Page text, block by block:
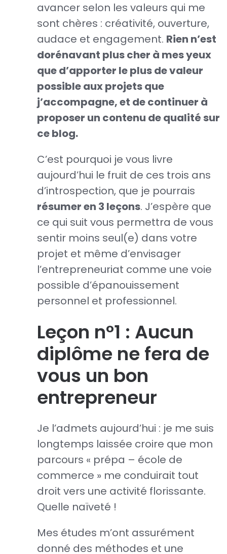
avancer selon les valeurs qui me
sont chères : créativité, ouverture,
audace et engagement. Rien n’est
dorénavant plus cher à mes yeux
que d’apporter le plus de valeur
possible aux projets que
j’accompagne, et de continuer à
proposer un contenu de qualité sur
ce blog.
C’est pourquoi je vous livre
aujourd’hui le fruit de ces trois ans
d’introspection, que je pourrais
résumer en 3 leçons. J’espère que
ce qui suit vous permettra de vous
sentir moins seul(e) dans votre
projet et même d’envisager
l’entrepreneuriat comme une voie
possible d’épanouissement
personnel et professionnel.
Leçon n°1 : Aucun
diplôme ne fera de
vous un bon
entrepreneur
Je l’admets aujourd’hui : je me suis
longtemps laissée croire que mon
parcours « prépa – école de
commerce » me conduirait tout
droit vers une activité florissante.
Quelle naïveté !
Mes études m’ont assurément
donné des méthodes et une